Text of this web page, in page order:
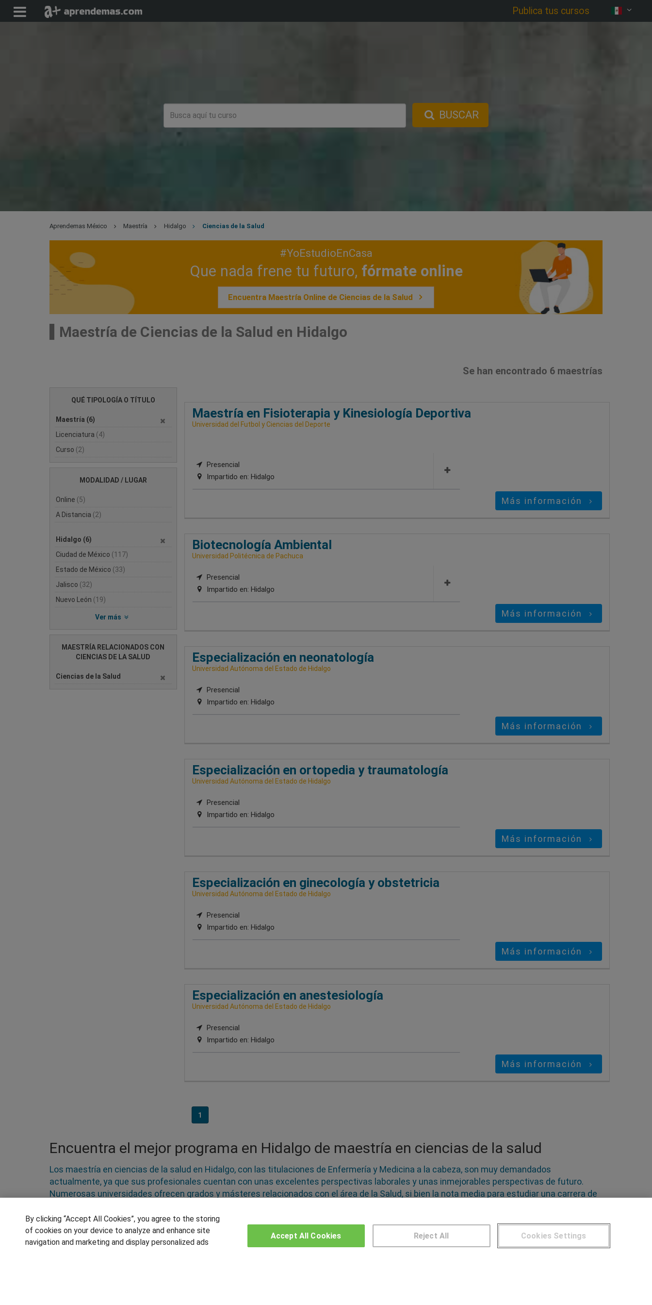
Publica tus cursos
BUSCAR
Aprendemas México Maestría Hidalgo Ciencias de la Salud
#YoEstudioEnCasa
Que nada frene tu futuro, fórmate online
Encuentra Maestría Online de Ciencias de la Salud
Maestría de Ciencias de la Salud en Hidalgo
Se han encontrado 6 maestrías
QUÉ TIPOLOGÍA O TÍTULO
Maestría (6)
Licenciatura (4)
Curso (2)
MODALIDAD / LUGAR
Online (5)
A Distancia (2)
Hidalgo (6)
Ciudad de México (117)
Estado de México (33)
Jalisco (32)
Nuevo León (19)
Ver más
MAESTRÍA RELACIONADOS CON
CIENCIAS DE LA SALUD
Ciencias de la Salud
Maestría en Fisioterapia y Kinesiología Deportiva
Universidad del Futbol y Ciencias del Deporte
Presencial
Impartido en: Hidalgo
Más información
Biotecnología Ambiental
Universidad Politécnica de Pachuca
Presencial
Impartido en: Hidalgo
Más información
Especialización en neonatología
Universidad Autónoma del Estado de Hidalgo
Presencial
Impartido en: Hidalgo
Más información
Especialización en ortopedia y traumatología
Universidad Autónoma del Estado de Hidalgo
Presencial
Impartido en: Hidalgo
Más información
Especialización en ginecología y obstetricia
Universidad Autónoma del Estado de Hidalgo
Presencial
Impartido en: Hidalgo
Más información
Especialización en anestesiología
Universidad Autónoma del Estado de Hidalgo
Presencial
Impartido en: Hidalgo
Más información
1
Encuentra el mejor programa en Hidalgo de maestría en ciencias de la salud
Los maestría en ciencias de la salud en Hidalgo, con las titulaciones de Enfermería y Medicina a la cabeza, son muy demandados
actualmente, ya que sus profesionales cuentan con unas excelentes perspectivas laborales y unas inmejorables perspectivas de futuro.
Numerosas universidades ofrecen grados y másteres relacionados con el área de la Salud, si bien la nota media para estudiar una carrera de
médicos, enfermeros y auxiliares, que son los profesionales más demandados para trabajar en hospitales y centros de salud no solo de
España, sino también del extranjero. Elige un maestría en ciencias de la salud en Hidalgo a tu medida y proyecta tu carrera
By clicking “Accept All Cookies”, you agree to the storing
of cookies on your device to analyze and enhance site
navigation and marketing and display personalized ads
Cookies Settings
Reject All
Accept All Cookies